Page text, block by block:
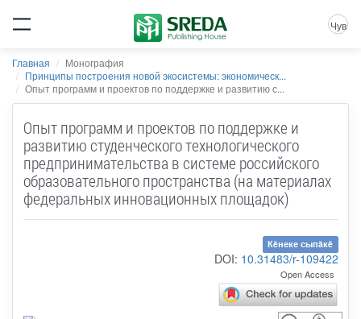
Чув
Главная
Монография
Принципы построения новой экосистемы: экономическ...
Опыт программ и проектов по поддержке и развитию с...
Опыт программ и проектов по поддержке и
развитию студенческого технологического
предпринимательства в системе российского
образовательного пространства (на материалах
федеральных инновационных площадок)
Кĕнеке сыпăкĕ
DOI: 10.31483/r-109422
Open Access